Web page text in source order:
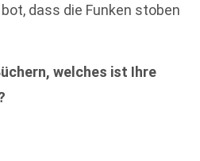
dass die Funken stoben
welches ist Ihre